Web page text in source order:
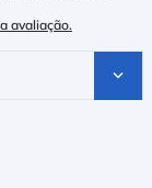
avaliação.